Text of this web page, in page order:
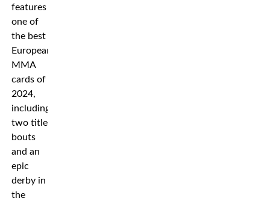
features
one of
the best
European
MMA
cards of
2024,
including
two title
bouts
and an
epic
derby in
the